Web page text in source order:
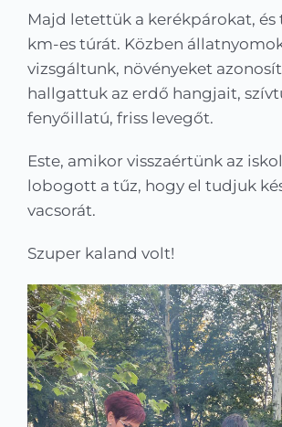
Majd letettük a kerékpárokat, és
km-es túrát. Közben
vizsgáltunk, növényeket
hallgattuk az erdő hangjait,
fenyőillatú, friss levegőt.
Este, amikor visszaértünk az
lobogott a tűz, hogy el tudjuk
vacsorát.
Szuper kaland volt!